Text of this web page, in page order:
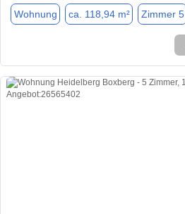
Wohnung ca. 118,94 m² Zimmer 5